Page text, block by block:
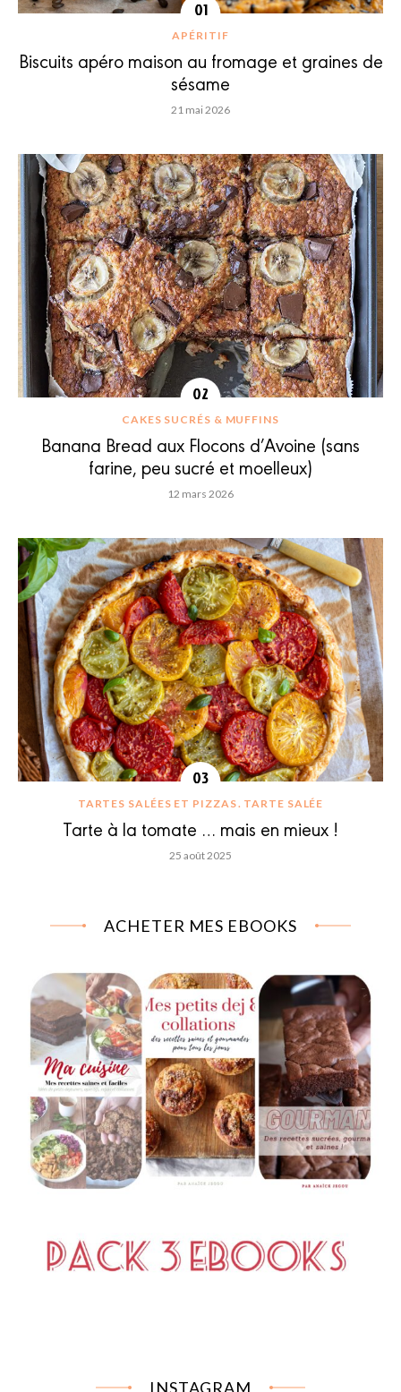
APÉRITIF
Biscuits apéro maison au fromage et graines de
sésame
21 mai 2026
CAKES SUCRÉS & MUFFINS
Banana Bread aux Flocons d’Avoine (sans
farine, peu sucré et moelleux)
12 mars 2026
TARTES SALÉES ET PIZZAS TARTE SALÉE
Tarte à la tomate … mais en mieux !
25 août 2025
ACHETER MES EBOOKS
INSTAGRAM